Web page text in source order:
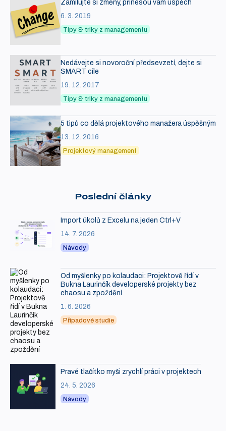
Zamilujte si změny, přinesou vám úspěch
6. 3. 2019
Tipy & triky z managementu
Nedávejte si novoroční předsevzetí, dejte si
SMART cíle
19. 12. 2017
Tipy & triky z managementu
5 tipů co dělá projektového manažera úspěšným
13. 12. 2016
Projektový management
Poslední články
Import úkolů z Excelu na jeden Ctrl+V
14. 7. 2026
Návody
Od myšlenky po kolaudaci: Projektově řídí v
Bukna Laurinčík developerské projekty bez
chaosu a zpoždění
1. 6. 2026
Případové studie
Pravé tlačítko myši zrychlí práci v projektech
24. 5. 2026
Návody